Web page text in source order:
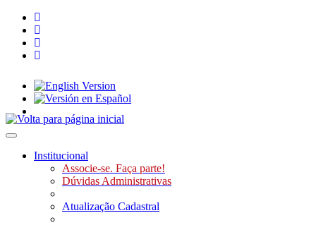
Toggle navigation
Institucional
Associe-se. Faça parte!
Dúvidas Administrativas
Atualização Cadastral